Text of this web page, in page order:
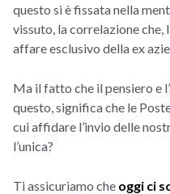
questo si è fissata nella
vissuto, la correlazione che,
affare esclusivo della ex
Ma il fatto che il pensiero e
questo, significa che le
cui affidare l’invio delle
l’unica?
Ti assicuriamo che oggi ci